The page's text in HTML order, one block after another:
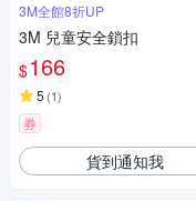
3M全館8折UP
3M 兒童安全鎖扣
$166
5 (1)
券
貨到通知我